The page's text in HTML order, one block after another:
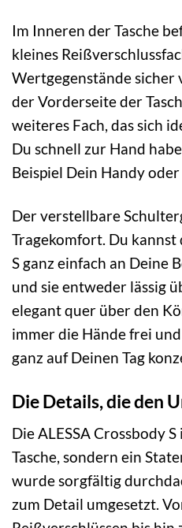
Im Inneren der Tasche
kleines
Wertgegenstände sicher
der Vorderseite der
weiteres Fach, das sich
Du schnell zur Hand
Beispiel Dein Handy
Der verstellbare
Tragekomfort. Du kannst
S ganz einfach an Deine
und sie entweder lässig
elegant quer über den
immer die Hände frei
ganz auf Deinen Tag
Die Details, die den
Die ALESSA Crossbody
Tasche, sondern ein
wurde sorgfältig
zum Detail umgesetzt.